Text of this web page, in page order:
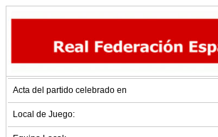
Acta del partido celebrado en
Local de Juego: